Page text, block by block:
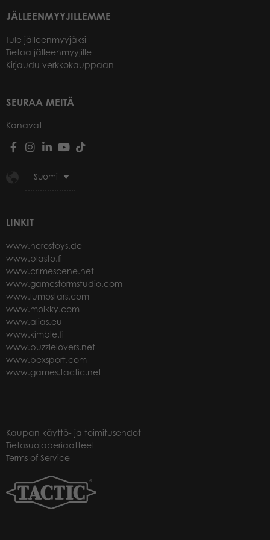
JÄLLEENMYYJILLEMME
Tule jälleenmyyjäksi
Tietoa jälleenmyyjille
Kirjaudu verkkokauppaan
SEURAA MEITÄ
Kanavat
Suomi
LINKIT
www.herostoys.de
www.plasto.fi
www.crimescene.net
www.gamestormstudio.com
www.lumostars.com
www.molkky.com
www.alias.eu
www.kimble.fi
www.puzzlelovers.net
www.bexsport.com
www.games.tactic.net
Kaupan käyttö- ja toimitusehdot
Tietosuojaperiaatteet
Terms of Service